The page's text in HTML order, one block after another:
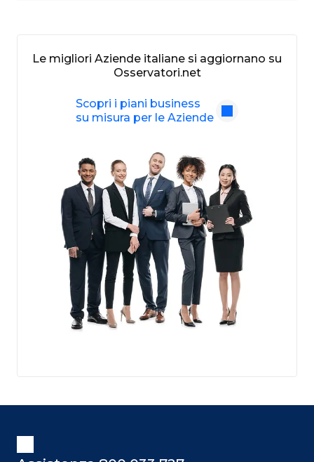
Le migliori Aziende italiane si aggiornano su
Osservatori.net
Scopri i piani business
su misura per le Aziende